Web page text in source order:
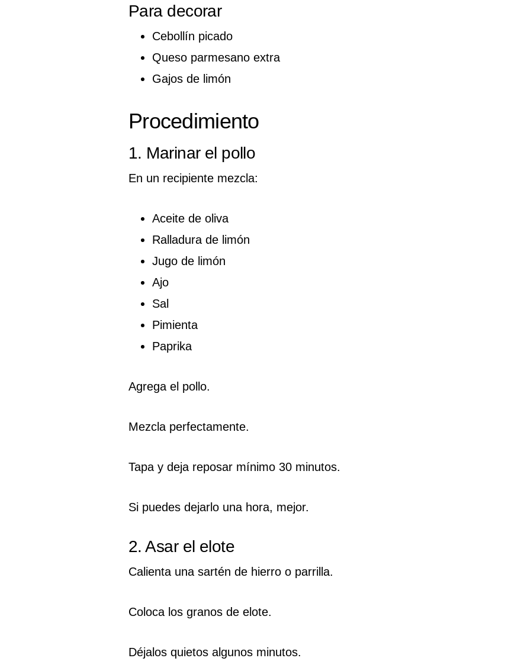
Para decorar
Cebollín picado
Queso parmesano extra
Gajos de limón
Procedimiento
1. Marinar el pollo
En un recipiente mezcla:
Aceite de oliva
Ralladura de limón
Jugo de limón
Ajo
Sal
Pimienta
Paprika
Agrega el pollo.
Mezcla perfectamente.
Tapa y deja reposar mínimo 30 minutos.
Si puedes dejarlo una hora, mejor.
2. Asar el elote
Calienta una sartén de hierro o parrilla.
Coloca los granos de elote.
Déjalos quietos algunos minutos.